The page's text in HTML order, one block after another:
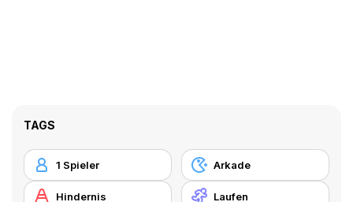
TAGS
1 Spieler Arkade
Hindernis Laufen